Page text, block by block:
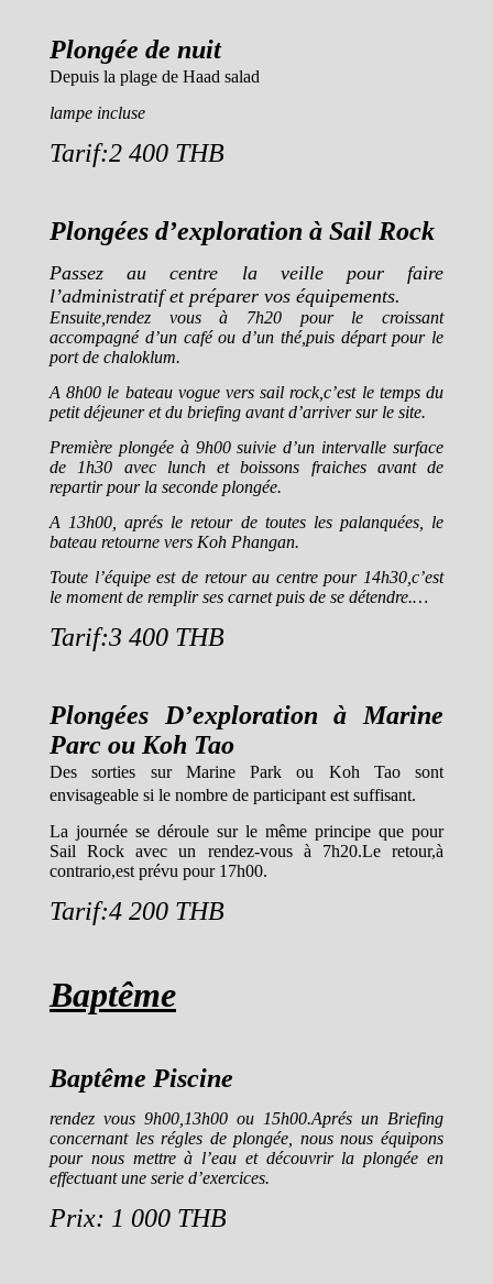
Plongée de nuit
Depuis la plage de Haad salad
lampe incluse
Tarif:2 400 THB
Plongées d’exploration à Sail Rock
Passez au centre la veille pour faire
l’administratif et préparer vos équipements.
Ensuite,rendez vous à 7h20 pour le croissant
accompagné d’un café ou d’un thé,puis départ pour le
port de chaloklum.
A 8h00 le bateau vogue vers sail rock,c’est le temps du
petit déjeuner et du briefing avant d’arriver sur le site.
Première plongée à 9h00 suivie d’un intervalle surface
de 1h30 avec lunch et boissons fraiches avant de
repartir pour la seconde plongée.
A 13h00, aprés le retour de toutes les palanquées, le
bateau retourne vers Koh Phangan.
Toute l’équipe est de retour au centre pour 14h30,c’est
le moment de remplir ses carnet puis de se détendre.…
Tarif:3 400 THB
Plongées D’exploration à Marine
Parc ou Koh Tao
Des sorties sur Marine Park ou Koh Tao sont
envisageable si le nombre de participant est suffisant.
La journée se déroule sur le même principe que pour
Sail Rock avec un rendez-vous à 7h20.Le retour,à
contrario,est prévu pour 17h00.
Tarif:4 200 THB
Baptême
Baptême Piscine
rendez vous 9h00,13h00 ou 15h00.Aprés un Briefing
concernant les régles de plongée, nous nous équipons
pour nous mettre à l’eau et découvrir la plongée en
effectuant une serie d’exercices.
Prix: 1 000 THB